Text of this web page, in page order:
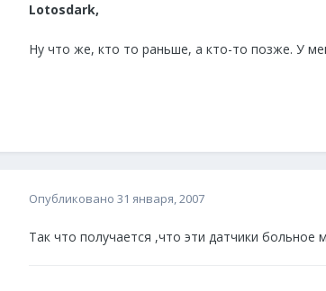
Lotosdark,
Ну что же, кто то раньше, а кто-то позже. У
Опубликовано 31 января, 2007
Так что получается ,что эти датчики больное